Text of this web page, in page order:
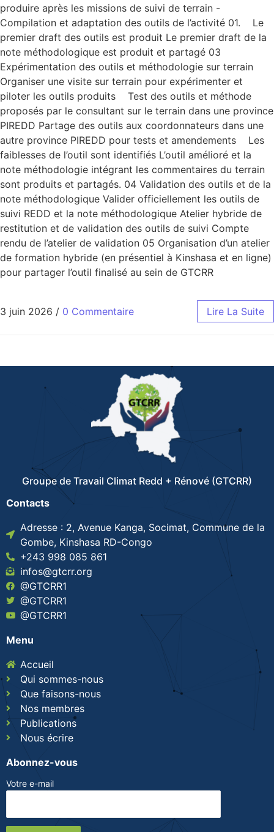
produire après les missions de suivi de terrain -
Compilation et adaptation des outils de l’activité 01. Le
premier draft des outils est produit Le premier draft de la
note méthodologique est produit et partagé 03
Expérimentation des outils et méthodologie sur terrain
Organiser une visite sur terrain pour expérimenter et
piloter les outils produits Test des outils et méthode
proposés par le consultant sur le terrain dans une province
PIREDD Partage des outils aux coordonnateurs dans une
autre province PIREDD pour tests et amendements Les
faiblesses de l’outil sont identifiés L’outil amélioré et la
note méthodologie intégrant les commentaires du terrain
sont produits et partagés. 04 Validation des outils et de la
note méthodologique Valider officiellement les outils de
suivi REDD et la note méthodologique Atelier hybride de
restitution et de validation des outils de suivi Compte
rendu de l’atelier de validation 05 Organisation d’un atelier
de formation hybride (en présentiel à Kinshasa et en ligne)
pour partager l’outil finalisé au sein de GTCRR
3 juin 2026 / 0 Commentaire Lire La Suite
Groupe de Travail Climat Redd + Rénové (GTCRR)
Contacts
Adresse : 2, Avenue Kanga, Socimat, Commune de la
Gombe, Kinshasa RD-Congo
+243 998 085 861
infos@gtcrr.org
@GTCRR1
@GTCRR1
@GTCRR1
Menu
Accueil
Qui sommes-nous
Que faisons-nous
Nos membres
Publications
Nous écrire
Abonnez-vous
Votre e-mail